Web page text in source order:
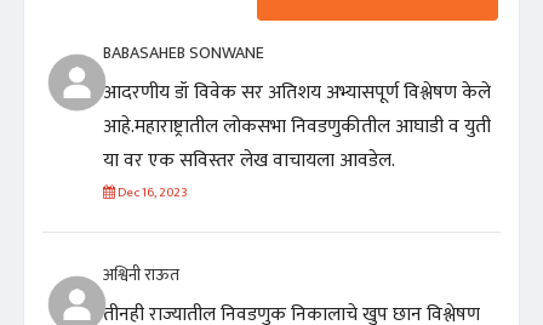
BABASAHEB SONWANE
आदरणीय डॉ विवेक सर अतिशय अभ्यासपूर्ण विश्लेषण केले
आहे.महाराष्ट्रातील लोकसभा निवडणुकीतील आघाडी व युती
या वर एक सविस्तर लेख वाचायला आवडेल.
Dec 16, 2023
अश्विनी राऊत
तीनही राज्यातील निवडणुक निकालाचे खुप छान विश्लेषण